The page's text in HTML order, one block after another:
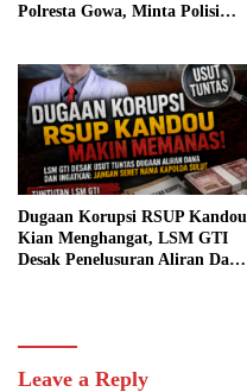
Polresta Gowa, Minta Polisi
Dugaan Korupsi RSUP Kandou
Kian Menghangat, LSM GTI
Desak Penelusuran Aliran Dana
Leave a Reply